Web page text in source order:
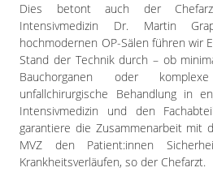
Dies betont auch der
Intensivmedizin Dr. Martin
hochmodernen OP-Sälen führen wir
Stand der Technik durch – ob
Bauchorganen oder
unfallchirurgische Behandlung in
Intensivmedizin und den
garantiere die Zusammenarbeit mit
MVZ den Patient:innen
Krankheitsverläufen, so der Chefarzt.